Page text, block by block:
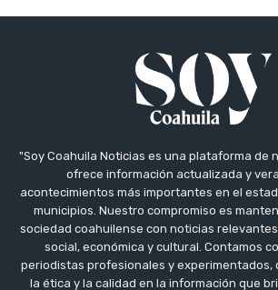
"Soy Coahuila Noticias es una plataforma de
ofrece información actualizada y
acontecimientos más importantes en el
municipios. Nuestro compromiso es
sociedad coahuilense con noticias
social, económica y cultural. Contamos
periodistas profesionales y experimentados,
la ética y la calidad en la información que